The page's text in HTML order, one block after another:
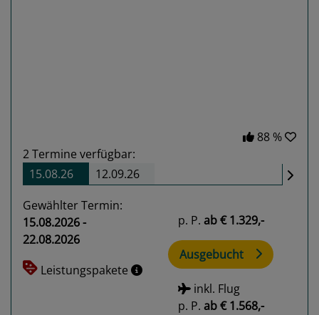
88 %
2Termine verfügbar:
15.08.26
12.09.26
Gewählter Termin:
15.08.2026 -
22.08.2026
Leistungspakete
p. P. ab€ 1.329,-
Ausgebucht
inkl. Flug
p. P. ab€ 1.568,-